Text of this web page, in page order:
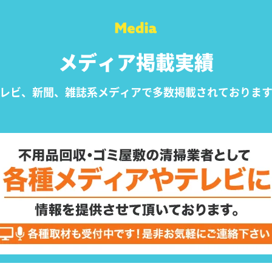
メディア掲載実績
ビ、新聞、雑誌系メディアで多数掲載されておりま